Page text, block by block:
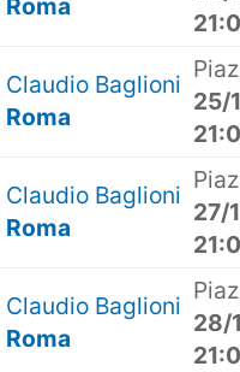
Roma
Claudio Baglioni
Roma
25/
Claudio Baglioni
Roma
27/
Claudio Baglioni
Roma
28/